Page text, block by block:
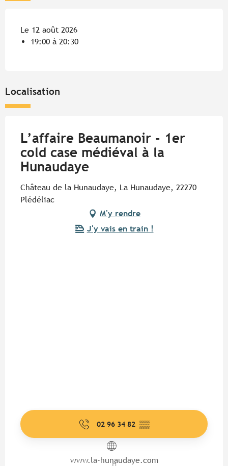
Le 12 août 2026
19:00 à 20:30
Localisation
L’affaire Beaumanoir - 1er
cold case médiéval à la
Hunaudaye
Château de la Hunaudaye, La Hunaudaye, 22270
Plédéliac
M'y rendre
J'y vais en train !
02 96 34 82 ▒▒
www.la-hunaudaye.com